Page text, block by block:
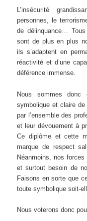
L’insécurité
personnes, le
de délinquance…
sont de plus en plus
ils s’adaptent en
réactivité et d’une
déférence immense.
Nous sommes donc
symbolique et claire
par l’ensemble des
et leur dévouement à
Ce diplôme et cette
marque de respect
Néanmoins, nos
et surtout besoin de
Faisons en sorte que
toute symbolique soit-
Nous voterons donc